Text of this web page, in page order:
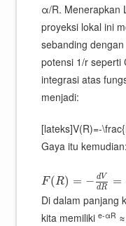
α/R. Menerapkan
proyeksi lokal ini
sebanding
potensi 1/r seperti
integrasi atas
menjadi:
[lateks]V(R)=-
Gaya itu kemudian:
F(R) = − dV
dR =
Di dalam panjang
kita memilikie-αR